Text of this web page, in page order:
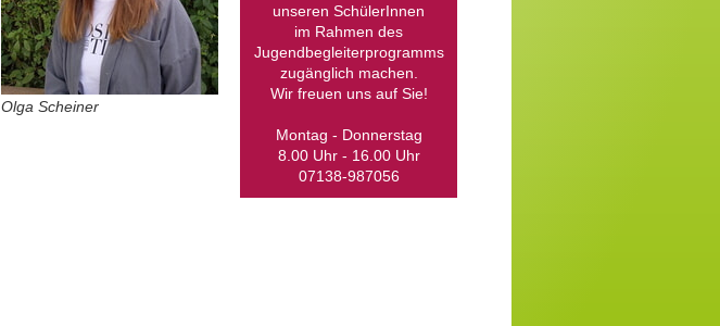
Olga Scheiner
unseren SchülerInnen
im Rahmen des
Jugendbegleiterprogramms
zugänglich machen.
Wir freuen uns auf Sie!
Montag - Donnerstag
8.00 Uhr - 16.00 Uhr
07138-987056